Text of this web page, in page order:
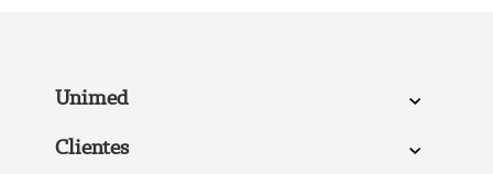
Unimed
Clientes